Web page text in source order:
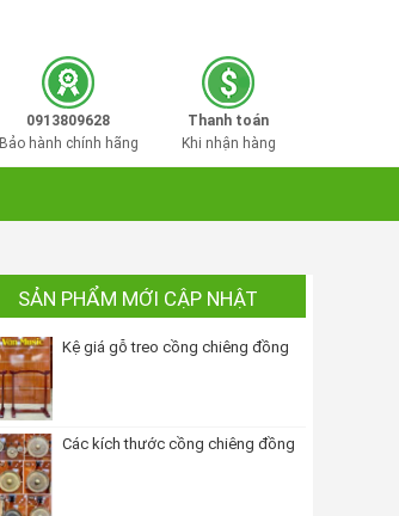
0913809628
Bảo hành chính hãng
Thanh toán
Khi nhận hàng
SẢN PHẨM MỚI CẬP NHẬT
Kệ giá gỗ treo cồng chiêng đồng
Các kích thước cồng chiêng đồng